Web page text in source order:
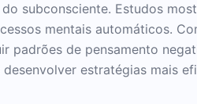
subconsciente. Estudos
mentais automáticos.
padrões de pensamento
estratégias mais